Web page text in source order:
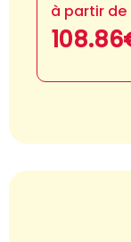
à partir de